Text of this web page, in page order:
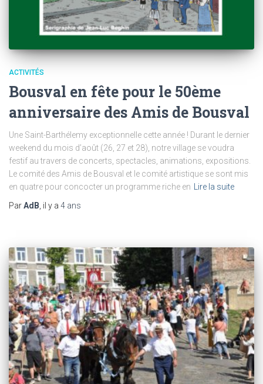
ACTIVITÉS
Bousval en fête pour le 50ème
anniversaire des Amis de Bousval
Une Saint-Barthélemy exceptionnelle cette année ! Durant le dernier
weekend du mois d’août (26, 27 et 28), notre village se voudra
festif au travers de concerts, spectacles, animations, expositions.
Le comité des Amis de Bousval et le comité artistique se sont mis
en quatre pour concocter un programme riche en Lire la suite
ParAdB, il y a 4 ans